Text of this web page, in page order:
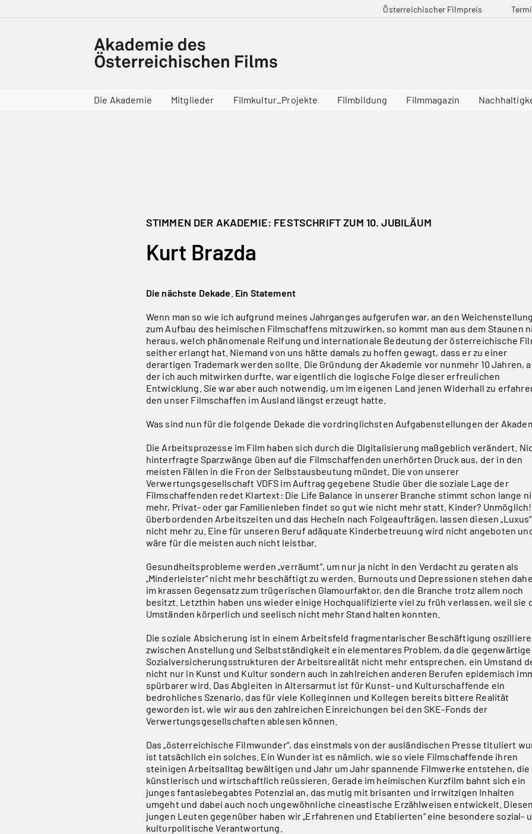
Österreichischer Filmpreis
Die Akademie Mitglieder Filmkultur_Projekte Filmbildung Filmmagazin
Kurt Brazda
STIMMEN DER AKADEMIE: FESTSCHRIFT ZUM 10. JUBILÄUM
Die nächste Dekade Ein Statement
Wenn man so wie ich aufgrund meines Jahrganges aufgerufen war, an den
zum Aufbau des heimischen Filmschaffens mitzuwirken, so kommt man aus dem Staunen
heraus, welch phänomenale Reifung und internationale Bedeutung der österreichische
seither erlangt hat. Niemand von uns hätte damals zu hoffen gewagt, dass er zu einer
derartigen Trademark werden sollte. Die Gründung der Akademie vor nunmehr 10 Jahren,
der ich auch mitwirken durfte, war eigentlich die logische Folge dieser erfreulichen
Entwicklung. Sie war aber auch notwendig, um im eigenen Land jenen Widerhall zu
den unser Filmschaffen im Ausland längst erzeugt hatte.
Was sind nun für die folgende Dekade die vordringlichsten Aufgabenstellungen der
Die Arbeitsprozesse im Film haben sich durch die Digitalisierung maßgeblich verändert.
hinterfragte Sparzwänge üben auf die Filmschaffenden unerhörten Druck aus, der in den
meisten Fällen in die Fron der Selbstausbeutung mündet. Die von unserer
Verwertungsgesellschaft VDFS im Auftrag gegebene Studie über die soziale Lage der
Filmschaffenden redet Klartext: Die Life Balance in unserer Branche stimmt schon lange
mehr, Privat- oder gar Familienleben findet so gut wie nicht mehr statt. Kinder? Unmöglich!
überbordenden Arbeitszeiten und das Hecheln nach Folgeaufträgen, lassen diesen „Luxus“
nicht mehr zu. Eine für unseren Beruf adäquate Kinderbetreuung wird nicht angeboten
wäre für die meisten auch nicht leistbar.
Gesundheitsprobleme werden „verräumt“, um nur ja nicht in den Verdacht zu geraten als
„Minderleister“ nicht mehr beschäftigt zu werden. Burnouts und Depressionen stehen
im krassen Gegensatz zum trügerischen Glamourfaktor, den die Branche trotz allem noch
besitzt. Letzthin haben uns wieder einige Hochqualifizierte viel zu früh verlassen, weil sie
Umständen körperlich und seelisch nicht mehr Stand halten konnten.
Die soziale Absicherung ist in einem Arbeitsfeld fragmentarischer Beschäftigung
zwischen Anstellung und Selbstständigkeit ein elementares Problem, da die
Sozialversicherungsstrukturen der Arbeitsrealität nicht mehr entsprechen, ein Umstand
nicht nur in Kunst und Kultur sondern auch in zahlreichen anderen Berufen epidemisch
spürbarer wird. Das Abgleiten in Altersarmut ist für Kunst- und Kulturschaffende ein
bedrohliches Szenario, das für viele Kolleginnen und Kollegen bereits bittere Realität
geworden ist, wie wir aus den zahlreichen Einreichungen bei den SKE-Fonds der
Verwertungsgesellschaften ablesen können.
Das „österreichische Filmwunder“, das einstmals von der ausländischen Presse tituliert
ist tatsächlich ein solches. Ein Wunder ist es nämlich, wie so viele Filmschaffende ihren
steinigen Arbeitsalltag bewältigen und Jahr um Jahr spannende Filmwerke entstehen, die
künstlerisch und wirtschaftlich reüssieren. Gerade im heimischen Kurzfilm bahnt sich ein
junges fantasiebegabtes Potenzial an, das mutig mit brisanten und irrwitzigen Inhalten
umgeht und dabei auch noch ungewöhnliche cineastische Erzählweisen entwickelt. Diesen
jungen Leuten gegenüber haben wir „Erfahrenen und Etablierten“ eine besondere sozial-
kulturpolitische Verantwortung.